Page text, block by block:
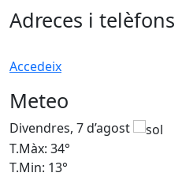
Adreces i telèfons
Accedeix
Meteo
Divendres, 7 d’agost
T.Màx: 34°
T.Min: 13°